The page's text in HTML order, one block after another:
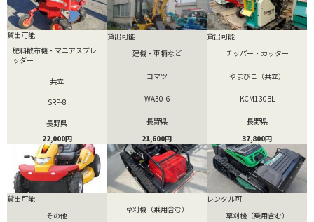
貸出可能
肥料散布機・マニアスプレ
ッダー
共立
SRP-8
長野県
22,000円
貸出可能
建機・車輌など
コマツ
WA30-6
長野県
21,600円
貸出可能
チッパー・カッター
やまびこ（共立）
KCM130BL
長野県
37,800円
貸出可能
その他
草刈機（乗用含む）
レンタル可
草刈機（乗用含む）